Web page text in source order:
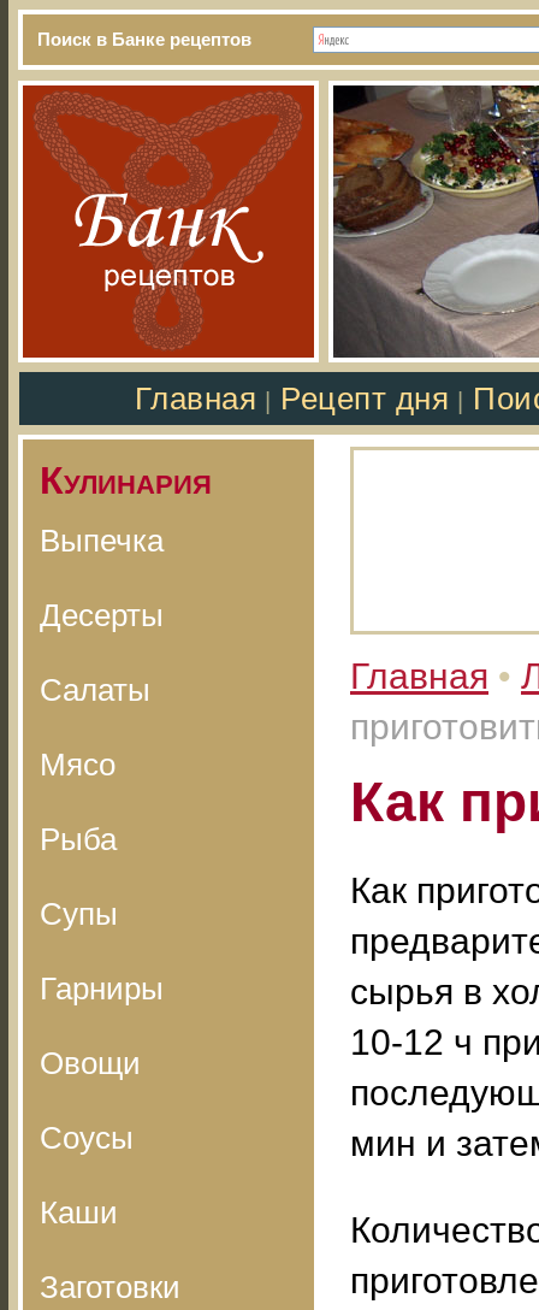
Поиск в Банке рецептов
Главная Рецепт дня
Кулинария
Выпечка
Десерты
Салаты
Мясо
Рыба
Супы
Гарниры
Овощи
Соусы
Каши
Заготовки
Главная •
Как
Как
сырья в
10-12 ч
мин и